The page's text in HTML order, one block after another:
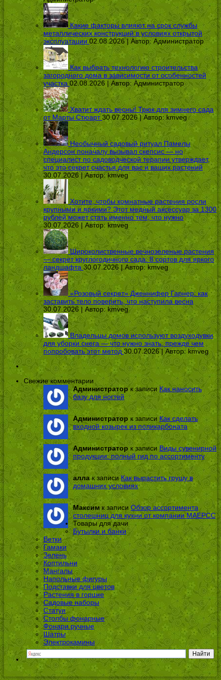
Какие факторы влияют на срок службы
металлических конструкций в условиях открытой
эксплуатации 02.08.2026 | Автор: Администратор
Как выбрать технологию строительства
загородного дома в зависимости от особенностей
участка 02.08.2026 | Автор:Администратор
Хватит ждать весны! Трюк для зимнего сада
от Марты Стюарт 30.07.2026 | Автор: kmveg
Необычный садовый ритуал Памелы
Андерсон поначалу вызывал скепсис — но
специалист по садоводческой терапии утверждает,
что это секрет счастья для вас и ваших растений
30.07.2026 | Автор:kmveg
Хотите, чтобы комнатные растения росли
крупными и яркими? Этот медный аксессуар за 1300
рублей может стать именно тем, что нужно
30.07.2026 | Автор: kmveg
Широколиственные вечнозеленые растения
— секрет круглогодичного сада: 8 сортов для яркого
ландшафта 30.07.2026 | Автор: kmveg
«Розовый секрет» Дженнифер Гарнер: как
заставить тело поверить, что наступила весна
30.07.2026 | Автор: kmveg
Владельцы домов используют воздуходувки
для уборки снега — что нужно знать, прежде чем
попробовать этот метод 30.07.2026 | Автор: kmveg
Свежие комментарии
Администраторк записи Как наносить
базу для ногтей
Администратор к записи Как сделать
входной козырек из поликарбоната
Администраторк записи Виды сувенирной
продукции: полный гид по ассортименту
аллак записиКак вырастить грушу в
домашних условиях
Максимк записиОбзор ассортимента
столешниц для кухни от компании МАЕРСС
Товары для дачи
Бутылки и банки
Ветки
Гамаки
Зелень
Коптильни
Мангалы
Напольные фигуры
Подставки для цветов
Растения в горшке
Садовые наборы
Статуи
Столбы фонарные
Фонари ручные
Шатры
Электрокамины